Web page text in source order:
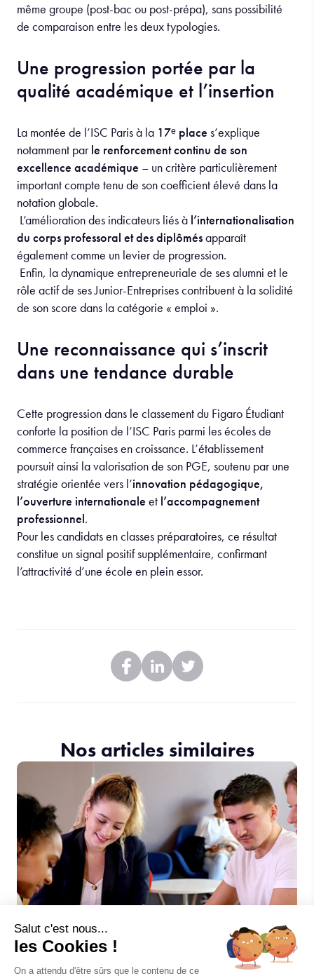
même groupe (post-bac ou post-prépa), sans possibilité
de comparaison entre les deux typologies.
Une progression portée par la
qualité académique et l’insertion
La montée de l’ISC Paris à la 17ᵉ place s’explique
notamment parle renforcement continu de son
excellence académique – un critère particulièrement
important compte tenu de son coefficient élevé dans la
notation globale.
L’amélioration des indicateurs liés à l’internationalisation
du corps professoral et des diplômésapparaît
également comme un levier de progression.
Enfin, la dynamique entrepreneuriale de ses alumni et le
rôle actif de ses Junior-Entreprises contribuent à la solidité
de son score dans la catégorie « emploi ».
Une reconnaissance qui s’inscrit
dans une tendance durable
Cette progression dans le classement du Figaro Étudiant
conforte la position de l’ISC Paris parmi les écoles de
commerce françaises en croissance. L’établissement
poursuit ainsi la valorisation de son PGE, soutenu par une
stratégie orientée vers l’innovation pédagogique,
l’ouverture internationale et l’accompagnement
professionnel.
Pour les candidats en classes préparatoires, ce résultat
constitue un signal positif supplémentaire, confirmant
l’attractivité d’une école en plein essor.
Nos articles similaires
Salut c'est nous...
les Cookies !
On a attendu d'être sûrs que le contenu de ce